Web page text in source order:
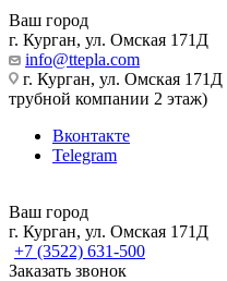
Ваш город
г. Курган, ул. Омская 171Д
info@ttepla.com
г. Курган, ул. Омская
трубной компании 2 этаж)
Вконтакте
Telegram
Ваш город
г. Курган, ул. Омская 171Д
+7 (3522) 631-500
Заказать звонок